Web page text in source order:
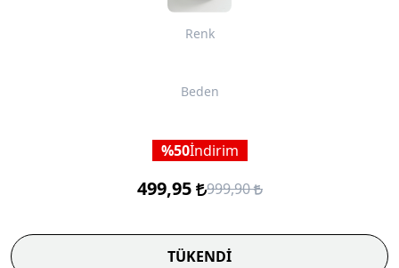
Renk
Beden
50İndirim
499,95 999,90
TÜKENDİ